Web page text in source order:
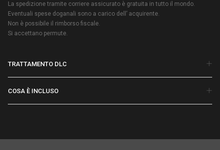
La spedizione tramite corriere assicurato è gratuita in tutto il mondo.
Eventuali spese doganali sono a carico dell’ acquirente.
Non è possibile il rimborso fiscale.
Si accettano permute.
TRATTAMENTO DLC
COSA È INCLUSO